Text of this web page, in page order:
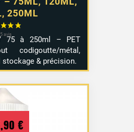
250ML
75 à 250ml – PET
codigoutte/métal,
& précision.
€